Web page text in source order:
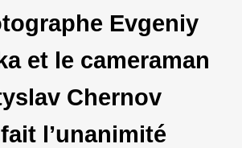
Evgeniy
et le cameraman
Chernov
l’unanimité